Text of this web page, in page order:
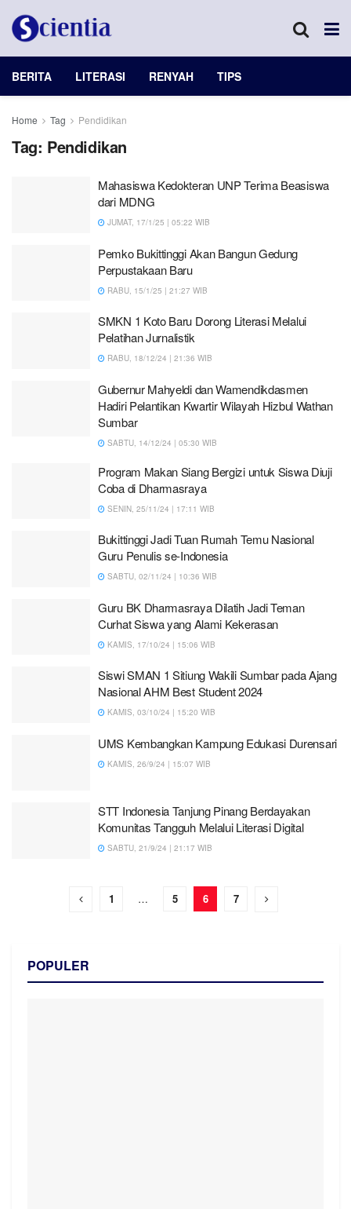
BERITA LITERASI RENYAH TIPS
Home Tag Pendidikan
Tag: Pendidikan
Mahasiswa Kedokteran UNP Terima Beasiswa
dari MDNG
JUMAT, 17/1/25 | 05:22 WIB
Pemko Bukittinggi Akan Bangun Gedung
Perpustakaan Baru
RABU, 15/1/25 | 21:27 WIB
SMKN 1 Koto Baru Dorong Literasi Melalui
Pelatihan Jurnalistik
RABU, 18/12/24 | 21:36 WIB
Gubernur Mahyeldi dan Wamendikdasmen
Hadiri Pelantikan Kwartir Wilayah Hizbul Wathan
Sumbar
SABTU, 14/12/24 | 05:30 WIB
Program Makan Siang Bergizi untuk Siswa Diuji
Coba di Dharmasraya
SENIN, 25/11/24 | 17:11 WIB
Bukittinggi Jadi Tuan Rumah Temu Nasional
Guru Penulis se-Indonesia
SABTU, 02/11/24 | 10:36 WIB
Guru BK Dharmasraya Dilatih Jadi Teman
Curhat Siswa yang Alami Kekerasan
KAMIS, 17/10/24 | 15:06 WIB
Siswi SMAN 1 Sitiung Wakili Sumbar pada Ajang
Nasional AHM Best Student 2024
KAMIS, 03/10/24 | 15:20 WIB
UMS Kembangkan Kampung Edukasi Durensari
KAMIS, 26/9/24 | 15:07 WIB
STT Indonesia Tanjung Pinang Berdayakan
Komunitas Tangguh Melalui Literasi Digital
SABTU, 21/9/24 | 21:17 WIB
1 … 5 6 7
POPULER